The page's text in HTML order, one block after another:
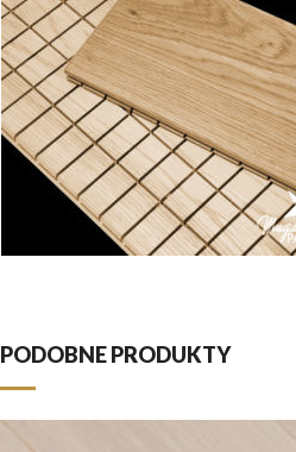
PODOBNE PRODUKTY